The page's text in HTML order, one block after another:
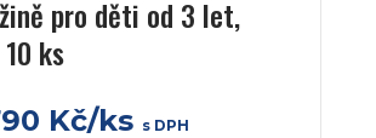
pro děti od 3 let,
ks
Kč/ks s DPH